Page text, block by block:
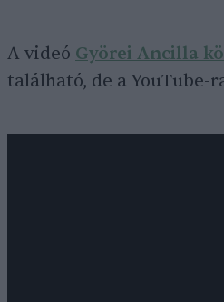
A videó Györei Ancilla
található, de a YouTube-